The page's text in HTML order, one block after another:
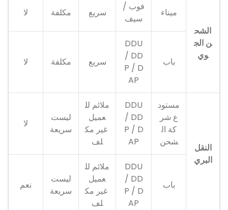
الشح
ن الج
وي
ميناء
فوب /
سيف
سريع مكلفة لا
باب
DDU
/ DD
P / D
AP
سريع مكلفة لا
النقل
البري
مستود
ع شر
كة ال
شحن
DDU
/ DD
P / D
AP
ملائم لل
عميل
غير مك
لف
ليست
سريعة
لا
باب
DDU
/ DD
P / D
AP
ملائم لل
عميل
غير مك
لف
ليست
سريعة
نعم